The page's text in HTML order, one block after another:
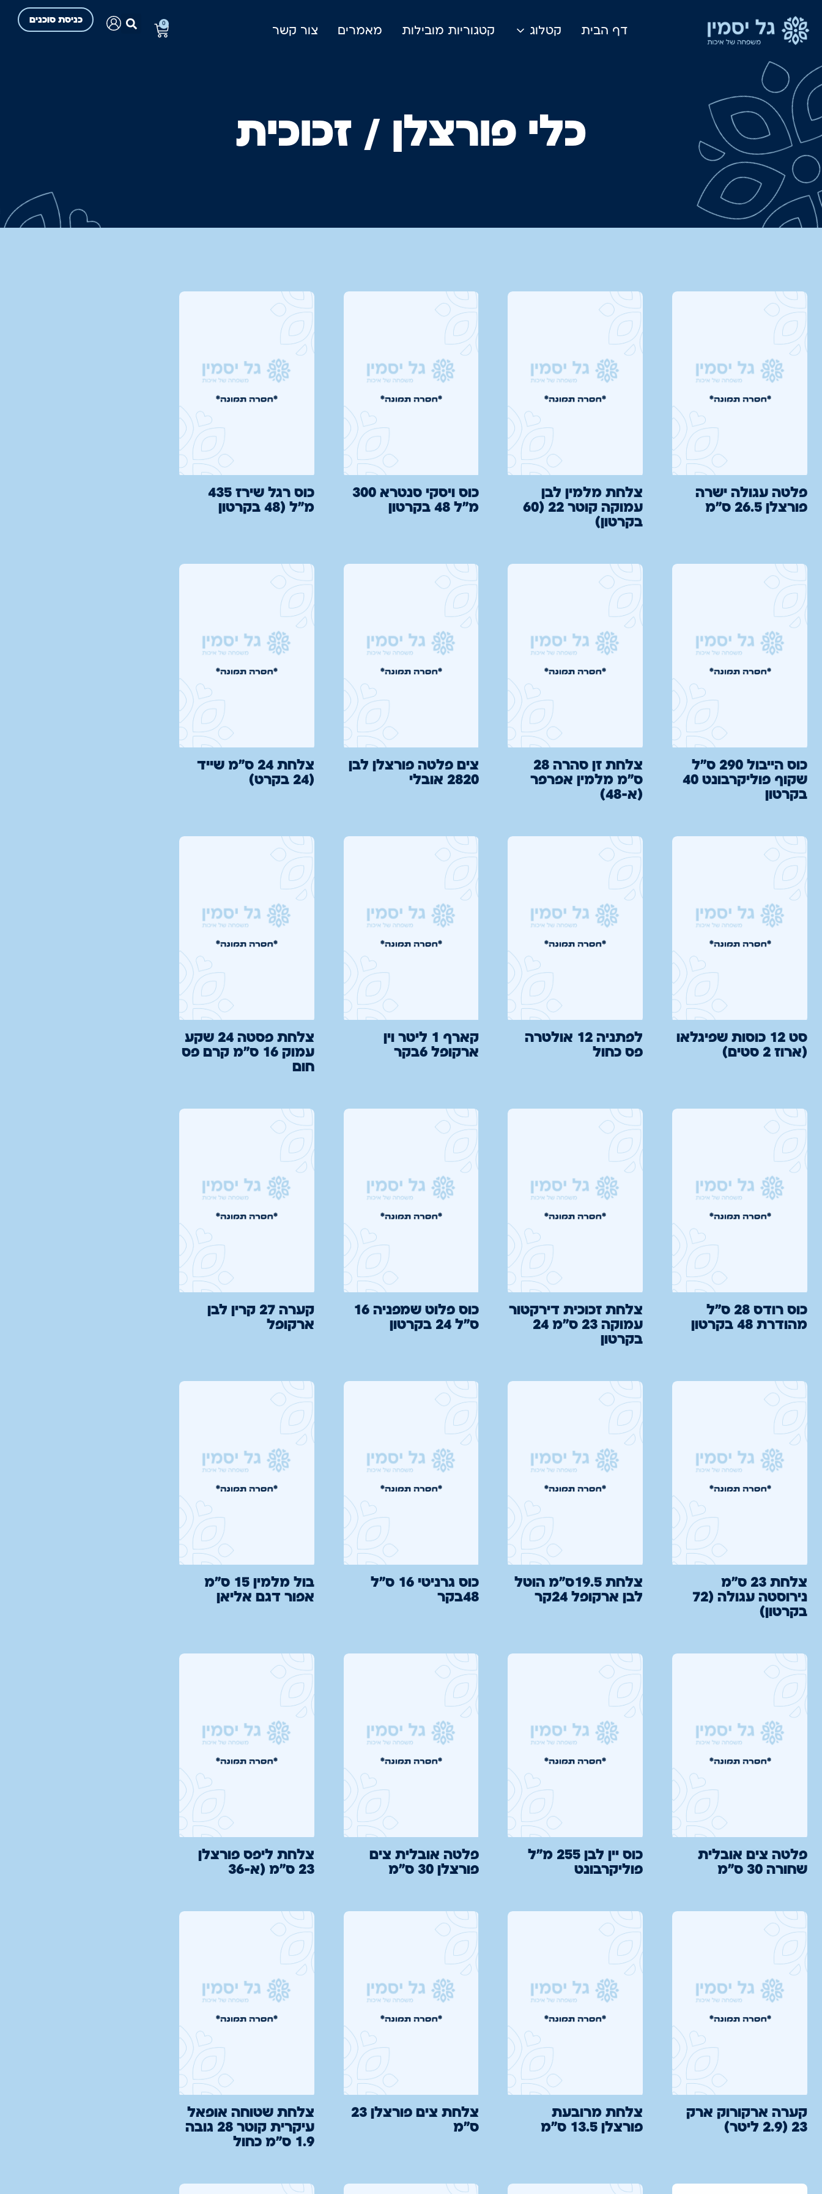
דף הבית קטלוג קטגוריות מובילות מאמרים צור קשר
כניסת סוכנים 0
כלי פורצלן / זכוכית
פלטה עגולה ישרה
פורצלן 26.5 ס"מ
צלחת מלמין לבן
עמוקה קוטר 22 (60
בקרטון)
כוס ויסקי סנטרא 300
מ"ל 48 בקרטון
כוס רגל שירז 435
מ"ל (48 בקרטון
כוס הייבול 290 ס"ל
שקוף פוליקרבונט 40
בקרטון
צלחת זן סהרה 28
ס"מ מלמין אפרפר
(א-48)
צים פלטה פורצלן לבן
2820 אובלי
צלחת 24 ס"מ שייד
(24 בקרט)
סט 12 כוסות שפיגלאו
(ארוז 2 סטים)
לפתניה 12 אולטרה
פס כחול
קארף 1 ליטר וין
ארקופל 6בקר
צלחת פסטה 24 שקע
עמוק 16 ס"מ קרם פס
חום
כוס רודס 28 ס"ל
מהודרת 48 בקרטון
צלחת זכוכית דירקטור
עמוקה 23 ס"מ 24
בקרטון
כוס פלוט שמפניה 16
ס"ל 24 בקרטון
קערה 27 קרין לבן
ארקופל
צלחת 23 ס"מ
נירוסטה עגולה (72
בקרטון)
צלחת 19.5ס"מ הוטל
לבן ארקופל 24קר
כוס גרניטי 16 ס"ל
48בקר
בול מלמין 15 ס"מ
אפור דגם אליאן
פלטה צים אובלית
שחורה 30 ס"מ
כוס יין לבן 255 מ"ל
פוליקרבונט
פלטה אובלית צים
פורצלן 30 ס"מ
צלחת ליפס פורצלן
23 ס"מ (א-36
קערה ארקורוק ארק
23 (2.9 ליטר)
צלחת מרובעת
פורצלן 13.5 ס"מ
צלחת צים פורצלן 23
ס"מ
צלחת שטוחה אופאל
עיקרית קוטר 28 גובה
1.9 ס"מ כחול